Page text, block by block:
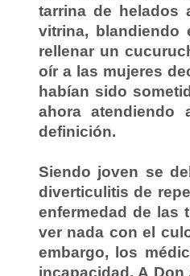
tarrina de helados
vitrina, blandiendo
rellenar un
oír a las mujeres
habían sido
ahora
definición.
Siendo joven se
diverticulitis de
enfermedad de las
ver nada con el
embargo, los
incapacidad. A